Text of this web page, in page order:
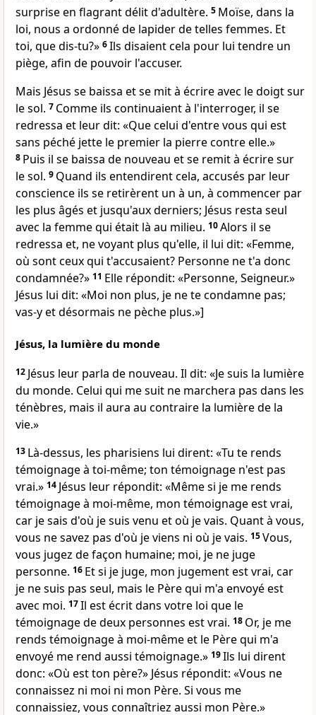
surprise en flagrant délit d'adultère. 5 Moïse, dans la
loi, nous a ordonné de lapider de telles femmes. Et
toi, que dis-tu?» 6Ils disaient cela pour lui tendre un
piège, afin de pouvoir l'accuser.
Mais Jésus se baissa et se mit à écrire avec le doigt sur
le sol. 7 Comme ils continuaient à l'interroger, il se
redressa et leur dit: «Que celui d'entre vous qui est
sans péché jette le premier la pierre contre elle.»
8 Puis il se baissa de nouveau et se remit à écrire sur
le sol. 9 Quand ils entendirent cela, accusés par leur
conscience ils se retirèrent un à un, à commencer par
les plus âgés et jusqu'aux derniers; Jésus resta seul
avec la femme qui était là au milieu. 10Alors il se
redressa et, ne voyant plus qu'elle, il lui dit: «Femme,
où sont ceux qui t'accusaient? Personne ne t'a donc
condamnée?» 11 Elle répondit: «Personne, Seigneur.»
Jésus lui dit: «Moi non plus, je ne te condamne pas;
vas-y et désormais ne pèche plus.»]
Jésus, la lumière du monde
12 Jésus leur parla de nouveau. Il dit: «Je suis la lumière
du monde. Celui qui me suit ne marchera pas dans les
ténèbres, mais il aura au contraire la lumière de la
vie.»
13 Là-dessus, les pharisiens lui dirent: «Tu te rends
témoignage à toi-même; ton témoignage n'est pas
vrai.» 14 Jésus leur répondit: «Même si je me rends
témoignage à moi-même, mon témoignage est vrai,
car je sais d'où je suis venu et où je vais. Quant à vous,
vous ne savez pas d'où je viens ni où je vais. 15Vous,
vous jugez de façon humaine; moi, je ne juge
personne. 16 Et si je juge, mon jugement est vrai, car
je ne suis pas seul, mais le Père qui m'a envoyé est
avec moi. 17Il est écrit dans votre loi que le
témoignage de deux personnes est vrai. 18 Or, je me
rends témoignage à moi-même et le Père qui m'a
envoyé me rend aussi témoignage.» 19Ils lui dirent
donc: «Où est ton père?» Jésus répondit: «Vous ne
connaissez ni moi ni mon Père. Si vous me
connaissiez, vous connaîtriez aussi mon Père.»